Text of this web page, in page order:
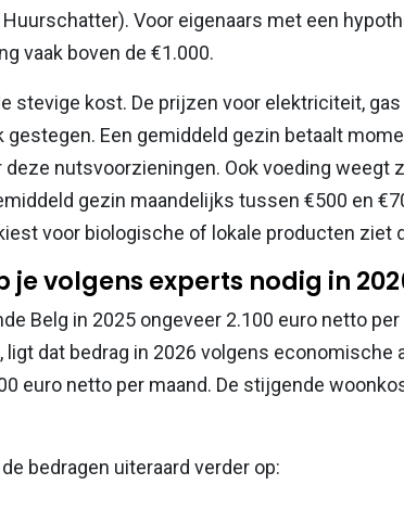
Voor eigenaars met een
vaak boven de €1.000.
stevige kost. De prijzen voor elektriciteit,
gestegen. Een gemiddeld gezin betaalt
deze nutsvoorzieningen. Ook voeding weegt
gezin maandelijks tussen €500 en
voor biologische of lokale producten ziet
je volgens experts nodig in
Belg in 2025 ongeveer 2.100 euro netto
ligt dat bedrag in 2026 volgens economische
euro netto per maand. De stijgende
bedragen uiteraard verder op: